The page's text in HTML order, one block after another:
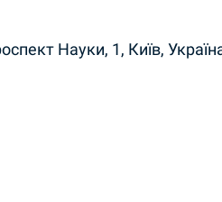
Науки, 1, Київ,